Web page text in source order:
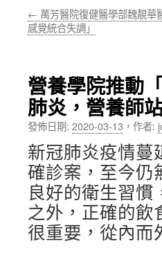
要← 萬芳醫院復健醫學部魏靚華
感覺統合失調」
營養學院推動
肺炎，營養師
發佈日期: 2020-03-13 ， 作者:
新冠肺炎疫情蔓
確診案，至今仍
良好的衛生習
之外，正確的飲
很重要，從內而